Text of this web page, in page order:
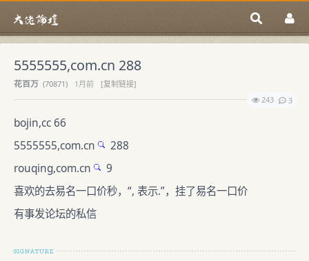
5555555,com.cn 288
花百万 (70871) 1月前
[复制链接]
243
3
bojin,cc 66
5555555,com.cn
288
rouqing,com.cn
9
喜欢的去易名一口价秒，“, 表示.”，挂了易名一口价
有事发论坛的私信